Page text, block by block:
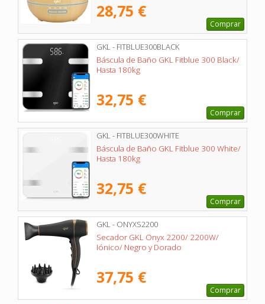
28,75 €
Comprar
GKL - FITBLUE300BLACK
Báscula de Baño GKL Fitblue 300 Black/
Hasta 180kg
32,75 €
Comprar
GKL - FITBLUE300WHITE
Báscula de Baño GKL Fitblue 300 White/
Hasta 180kg
32,75 €
Comprar
GKL - ONYXS2200
Secador GKL Onyx 2200/ 2200W/
Iónico/ Negro y Dorado
37,75 €
Comprar